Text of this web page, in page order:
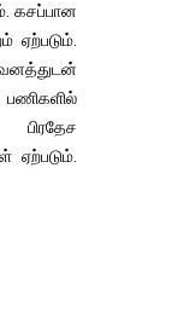
கசப்பான
ஏற்படும்.
ஏற்படும்.